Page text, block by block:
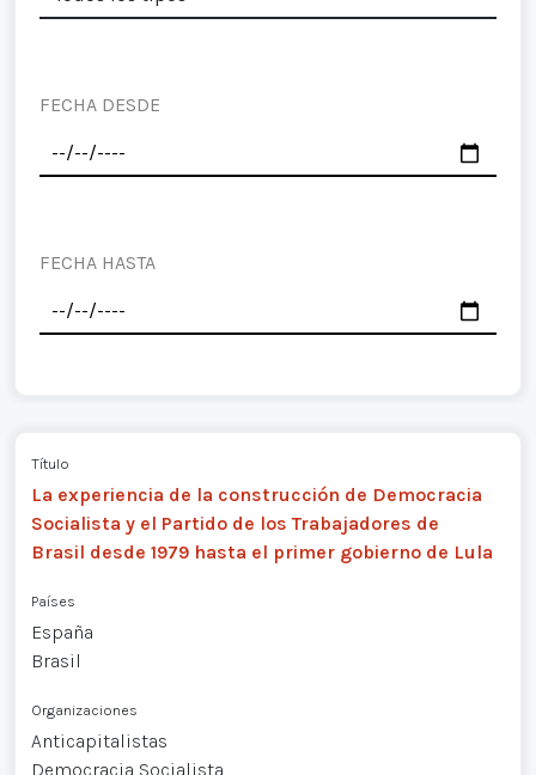
FECHA DESDE
FECHA HASTA
Título
La experiencia de la construcción de Democracia
Socialista y el Partido de los Trabajadores de
Brasil desde 1979 hasta el primer gobierno de Lula
Países
España
Brasil
Organizaciones
Anticapitalistas
Democracia Socialista